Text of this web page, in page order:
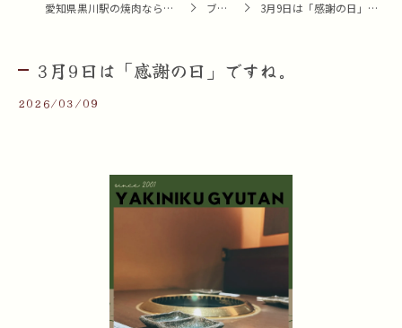
愛知県黒川駅の焼肉なら焼肉 牛炭 ブログ 3月9日は「感謝の日」ですね。
3月9日は「感謝の日」ですね。
2026/03/09